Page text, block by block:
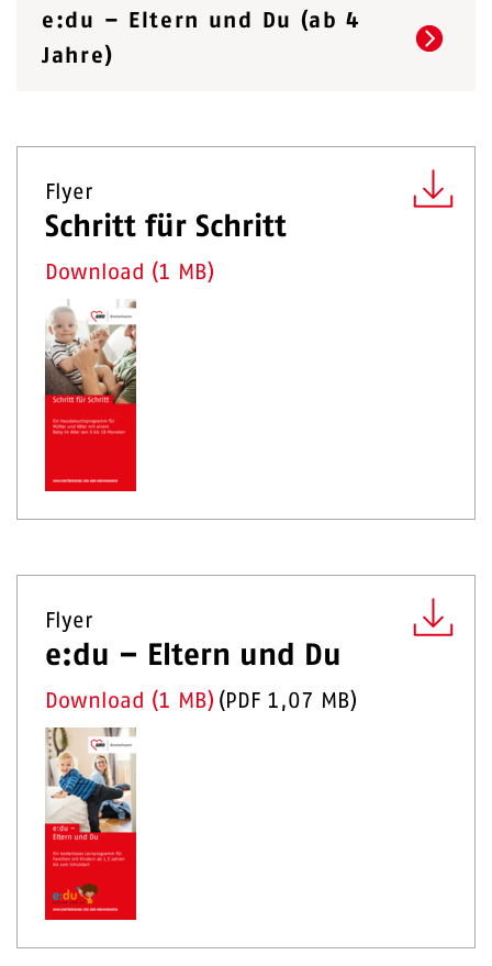
e:du – Eltern und Du (ab 4
Jahre)
Flyer
Schritt für Schritt
Download (1 MB)
Flyer
e:du – Eltern und Du
Download (1 MB) ( PDF 1,07 MB)